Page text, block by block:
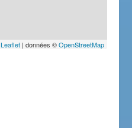
Leaflet| données ©OpenStreetMap